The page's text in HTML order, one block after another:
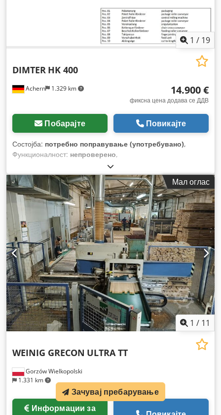
1 / 19
Achern 1.329 km
DIMTER HK 400
14.900 €
фиксна цена додава се ДДВ
Побарајте Повикајте
Состојба: потребно поправување (употребувано),
Функционалност: непроверено,
Мал оглас
1 / 11
Gorzów Wielkopolski
1.331 km
WEINIG GRECON ULTRA TT
Зачувај пребарување